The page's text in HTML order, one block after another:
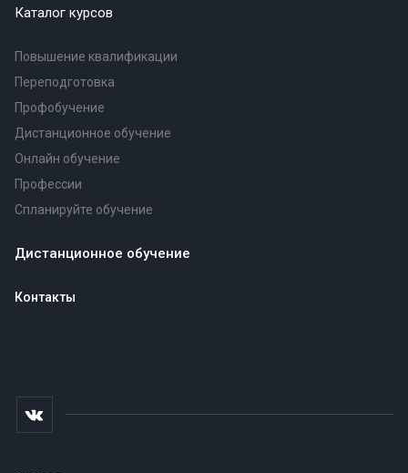
Каталог курсов
Повышение квалификации
Переподготовка
Профобучение
Дистанционное обучение
Онлайн обучение
Профессии
Спланируйте обучение
Дистанционное обучение
Контакты